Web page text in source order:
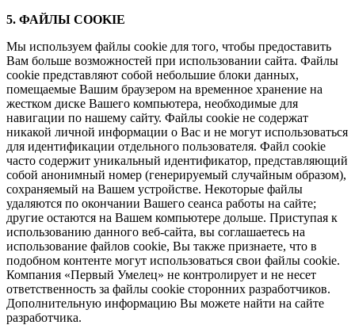
5. ФАЙЛЫ COOKIE
Мы используем файлы cookie для того, чтобы предоставить
Вам больше возможностей при использовании сайта. Файлы
cookie представляют собой небольшие блоки данных,
помещаемые Вашим браузером на временное хранение на
жестком диске Вашего компьютера, необходимые для
навигации по нашему сайту. Файлы cookie не содержат
никакой личной информации о Вас и не могут использоваться
для идентификации отдельного пользователя. Файл cookie
часто содержит уникальный идентификатор, представляющий
собой анонимный номер (генерируемый случайным образом),
сохраняемый на Вашем устройстве. Некоторые файлы
удаляются по окончании Вашего сеанса работы на сайте;
другие остаются на Вашем компьютере дольше. Приступая к
использованию данного веб-сайта, вы соглашаетесь на
использование файлов cookie, Вы также признаете, что в
подобном контенте могут использоваться свои файлы cookie.
Компания «Первый Умелец» не контролирует и не несет
ответственность за файлы cookie сторонних разработчиков.
Дополнительную информацию Вы можете найти на сайте
разработчика.